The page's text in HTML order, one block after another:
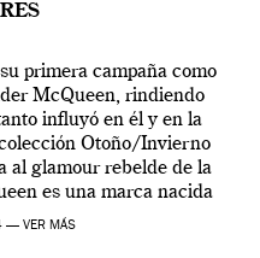
primera campaña como
McQueen, rindiendo
influyó en él y en la
Otoño/Invierno
al glamour rebelde de la
es una marca nacida
ha […]
— VER MÁS